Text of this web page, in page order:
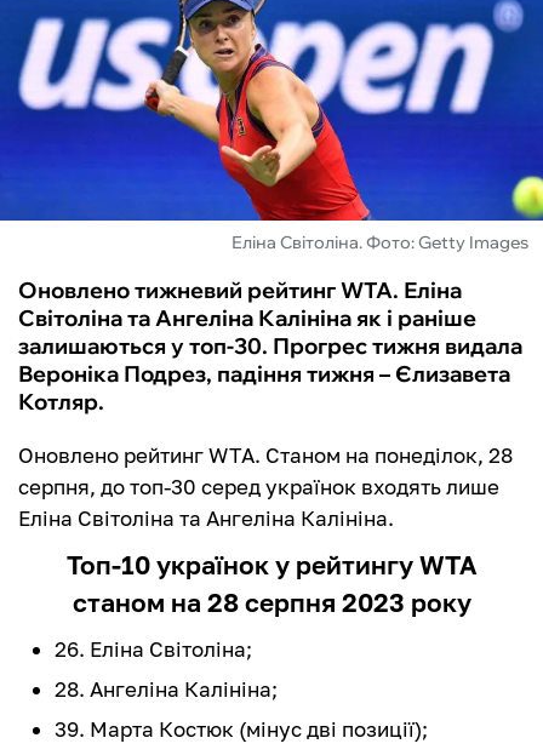
ФУТЗАЛ
ІНШІ
Еліна Світоліна. Фото: Getty Images
Оновлено тижневий рейтинг WTA. Еліна
Світоліна та Ангеліна Калініна як і раніше
залишаються у топ-30. Прогрес тижня видала
Вероніка Подрез, падіння тижня – Єлизавета
Котляр.
Оновлено рейтинг WTA. Станом на понеділок, 28
серпня, до топ-30 серед українок входять лише
Еліна Світоліна та Ангеліна Калініна.
Топ-10 українок у рейтингу WTA
станом на 28 серпня 2023 року
26. Еліна Світоліна;
28. Ангеліна Калініна;
39. Марта Костюк (мінус дві позиції);